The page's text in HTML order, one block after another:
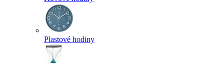
Plastové hodiny